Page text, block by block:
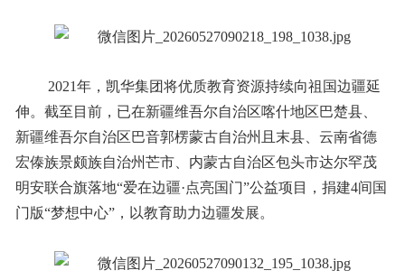
2021年，凯华集团将优质教育资源持续向祖国边疆延
伸。截至目前，已在新疆维吾尔自治区喀什地区巴楚县、
新疆维吾尔自治区巴音郭楞蒙古自治州且末县、云南省德
宏傣族景颇族自治州芒市、内蒙古自治区包头市达尔罕茂
明安联合旗落地“爱在边疆·点亮国门”公益项目，捐建4间国
门版“梦想中心”，以教育助力边疆发展。